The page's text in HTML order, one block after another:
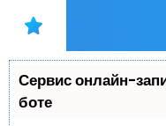
Сервис онлайн-
боте